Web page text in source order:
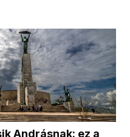
Andrásnak: ez a